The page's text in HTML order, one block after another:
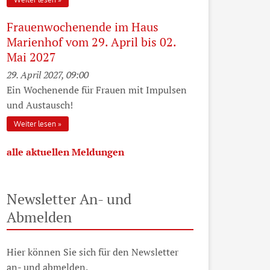
Frauenwochenende im Haus
Marienhof vom 29. April bis 02.
Mai 2027
29. April 2027, 09:00
Ein Wochenende für Frauen mit Impulsen
und Austausch!
Weiter lesen
alle aktuellen Meldungen
Newsletter An- und
Abmelden
Hier können Sie sich für den Newsletter
an- und abmelden.